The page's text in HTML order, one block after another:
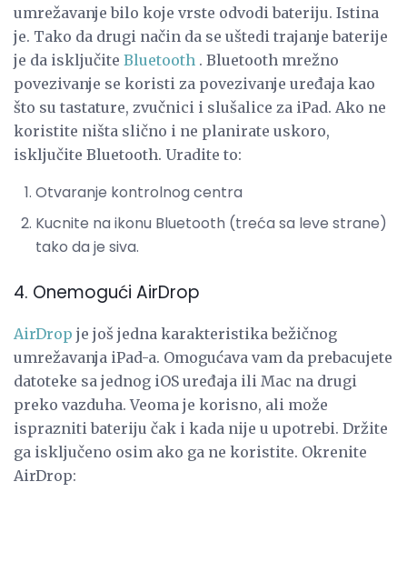
umrežavanje bilo koje vrste odvodi bateriju. Istina
je. Tako da drugi način da se uštedi trajanje baterije
je da isključite Bluetooth . Bluetooth mrežno
povezivanje se koristi za povezivanje uređaja kao
što su tastature, zvučnici i slušalice za iPad. Ako ne
koristite ništa slično i ne planirate uskoro,
isključite Bluetooth. Uradite to:
Otvaranje kontrolnog centra
Kucnite na ikonu Bluetooth (treća sa leve strane)
tako da je siva.
4. Onemogući AirDrop
AirDrop je još jedna karakteristika bežičnog
umrežavanja iPad-a. Omogućava vam da prebacujete
datoteke sa jednog iOS uređaja ili Mac na drugi
preko vazduha. Veoma je korisno, ali može
isprazniti bateriju čak i kada nije u upotrebi. Držite
ga isključeno osim ako ga ne koristite. Okrenite
AirDrop: